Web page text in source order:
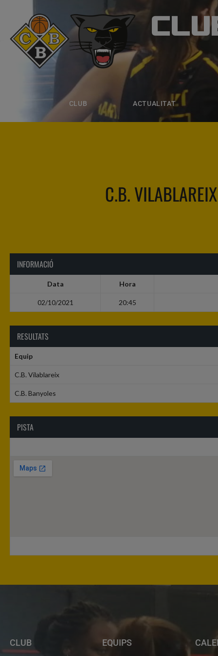
CLUB ACTUALITAT
CLUB
ACTUALITAT
C.B. VILABLAREIX
INFORMACIÓ
Data Hora
02/10/2021 20:45
RESULTATS
Equip
C.B. Vilablareix
C.B. Banyoles
PISTA
CLUB EQUIPS